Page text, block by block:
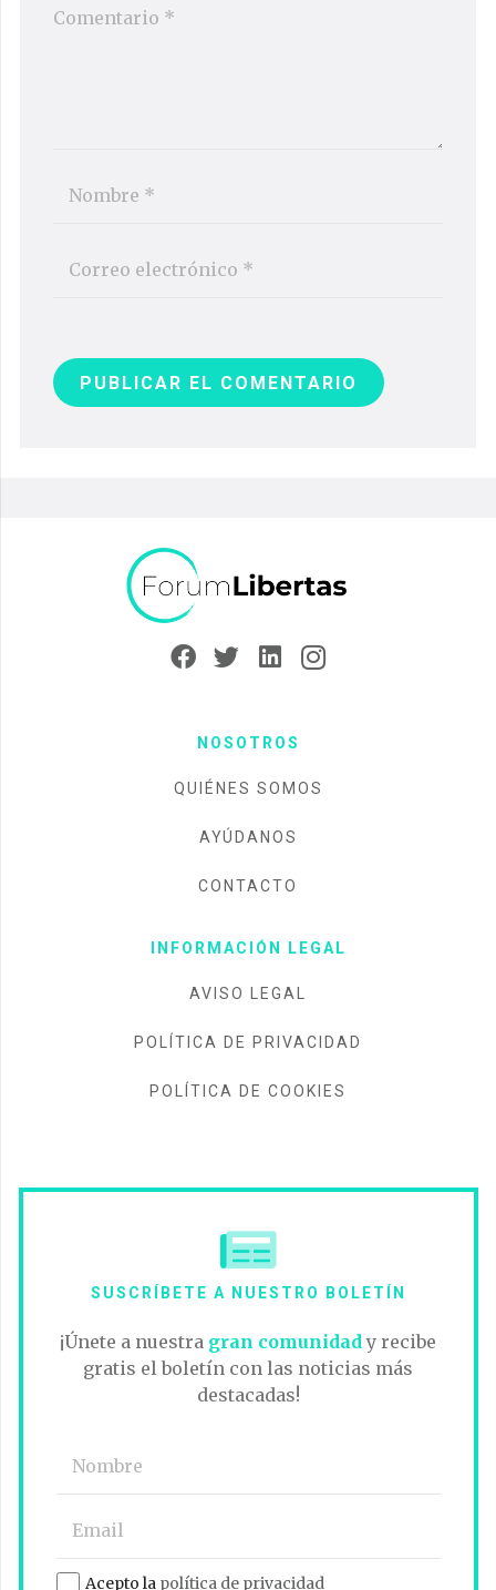
PUBLICAR EL COMENTARIO
NOSOTROS
QUIÉNES SOMOS
AYÚDANOS
CONTACTO
INFORMACIÓN LEGAL
AVISO LEGAL
POLÍTICA DE PRIVACIDAD
POLÍTICA DE COOKIES
SUSCRÍBETE A NUESTRO BOLETÍN
¡Únete a nuestra gran comunidad y recibe
gratis el boletín con las noticias más
destacadas!
Acepto la política de privacidad